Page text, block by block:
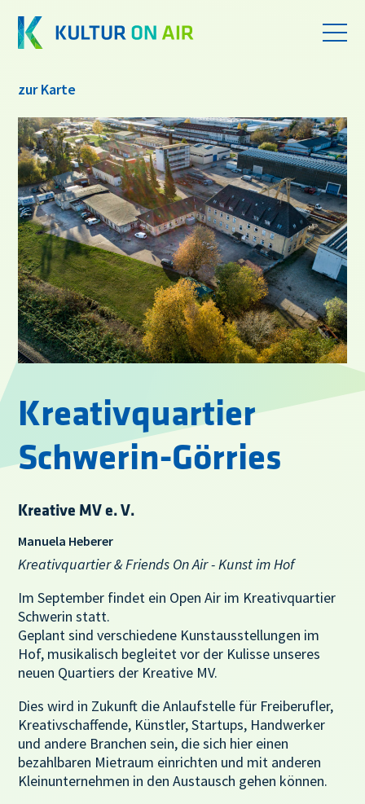
zur Karte
Kreativquartier
Schwerin-Görries
Kreative MV e. V.
Manuela Heberer
Kreativquartier & Friends On Air - Kunst im Hof
Im September findet ein Open Air im Kreativquartier
Schwerin statt.
Geplant sind verschiedene Kunstausstellungen im
Hof, musikalisch begleitet vor der Kulisse unseres
neuen Quartiers der Kreative MV.
Dies wird in Zukunft die Anlaufstelle für Freiberufler,
Kreativschaffende, Künstler, Startups, Handwerker
und andere Branchen sein, die sich hier einen
bezahlbaren Mietraum einrichten und mit anderen
Kleinunternehmen in den Austausch gehen können.